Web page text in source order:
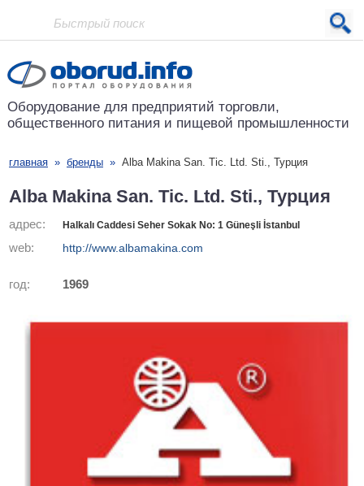
Проект основан в 2001 году
Оборудование для предприятий торговли,
общественного питания и пищевой промышленности
главная » бренды » Alba Makina San. Tic. Ltd. Sti., Турция
Alba Makina San. Tic. Ltd. Sti., Турция
адрес: Halkalı Caddesi Seher Sokak No: 1 Güneşli İstanbul
web: http://www.albamakina.com
год: 1969